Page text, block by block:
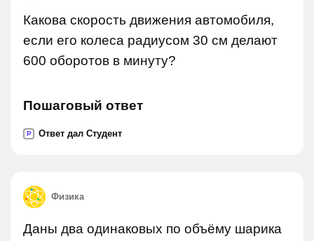
Какова скорость движения автомобиля,
если его колеса радиусом 30 см делают
600 оборотов в минуту?
Пошаговый ответ
P Ответ дал Студент
Физика
Даны два одинаковых по объёму шарика